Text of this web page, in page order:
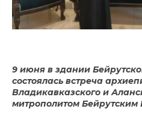
9 июня в здании
состоялась встреча
Владикавказского и
митрополитом Бейрутским